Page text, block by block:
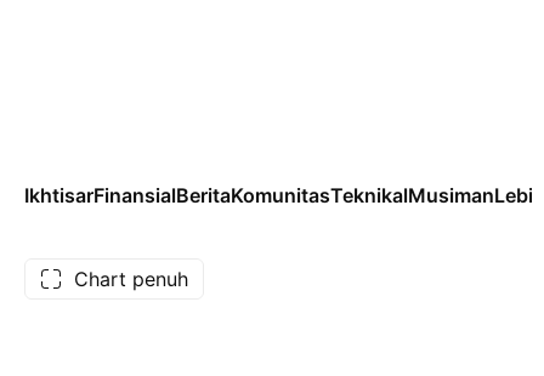
IkhtisarFinansialBeritaKomunitasTeknikalMusiman
Chart penuh